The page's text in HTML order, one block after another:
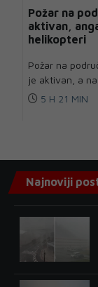
Požar na
aktivan,
helikopteri
Požar na
je aktivan, a
5 H 21 MIN
Najnoviji